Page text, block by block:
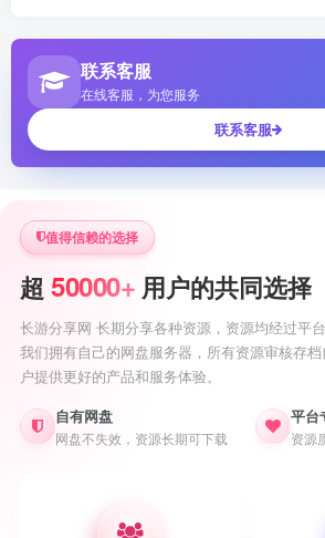
联系客服
在线客服，为您服务
联系客服
值得信赖的选择
超 50000+ 用户的共同选择
长游分享网 长期分享各种资源，资源均经过平台
我们拥有自己的网盘服务器，所有资源审核存
户提供更好的产品和服务体验。
自有网盘
网盘不失效，资源长期可下载
平台
资源